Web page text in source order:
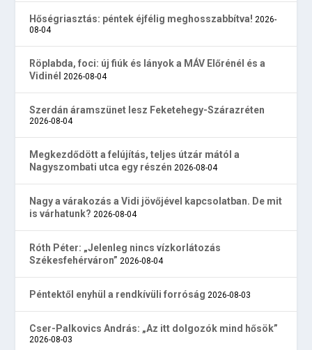
Hőségriasztás: péntek éjfélig meghosszabbítva! 2026-
08-04
Röplabda, foci: új fiúk és lányok a MÁV Előrénél és a
Vidinél 2026-08-04
Szerdán áramszünet lesz Feketehegy-Szárazréten
2026-08-04
Megkezdődött a felújítás, teljes útzár mától a
Nagyszombati utca egy részén 2026-08-04
Nagy a várakozás a Vidi jövőjével kapcsolatban. De mit
is várhatunk? 2026-08-04
Róth Péter: „Jelenleg nincs vízkorlátozás
Székesfehérváron” 2026-08-04
Péntektől enyhül a rendkívüli forróság 2026-08-03
Cser-Palkovics András: „Az itt dolgozók mind hősök”
2026-08-03